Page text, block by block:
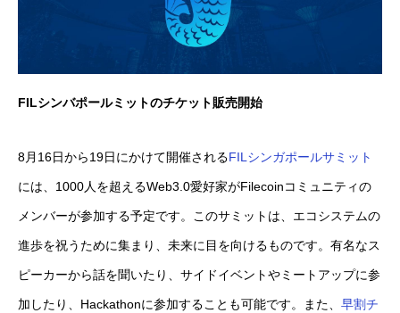
FILシンバポールミットのチケット販売開始
8月16日から19日にかけて開催されるFILシンガポールサミット
には、1000人を超えるWeb3.0愛好家がFilecoinコミュニティの
メンバーが参加する予定です。このサミットは、エコシステムの
進歩を祝うために集まり、未来に目を向けるものです。有名なス
ピーカーから話を聞いたり、サイドイベントやミートアップに参
加したり、Hackathonに参加することも可能です。また、 早割チ